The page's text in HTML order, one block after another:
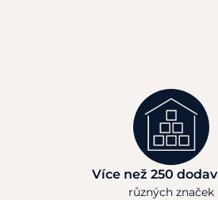
Více než 250
různých značek